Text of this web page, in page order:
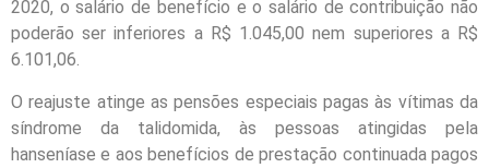
2020, o salário de benefício e o salário de contribuição não
poderão ser inferiores a R$ 1.045,00 nem superiores a R$
6.101,06.
O reajuste atinge as pensões especiais pagas às vítimas da
síndrome da talidomida, às pessoas atingidas pela
hanseníase e aos benefícios de prestação continuada pagos